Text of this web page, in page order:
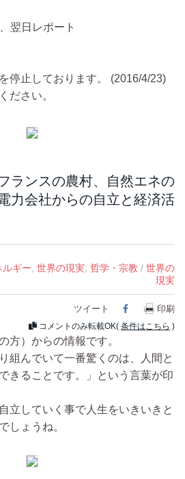
翌日レポート
停止しております。 (2016/4/23)
ださい。
ランスの農村、自然エネの
力会社からの自立と経済活
ルギー 世界の現実 哲学・宗教 / 世界の
現実
ツイート Facebook
印刷
コメントのみ転載OK( 条件はこちら )
方）からの情報です。
組んでいて一番驚くのは、人間と
きることです。」という言葉が印
立していく事で人生をいきいきと
しょうね。